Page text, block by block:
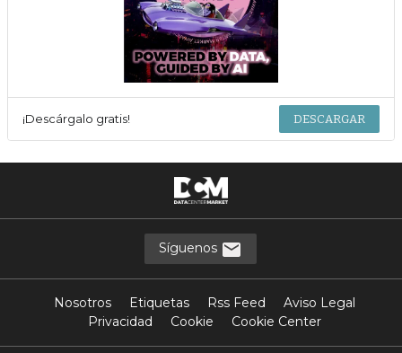
¡Descárgalo gratis! DESCARGAR
Síguenos
Nosotros Etiquetas Rss Feed
Aviso Legal
Privacidad
Cookie Cookie Center